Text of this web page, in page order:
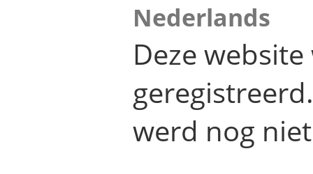
Nederlands
Deze
werd nog